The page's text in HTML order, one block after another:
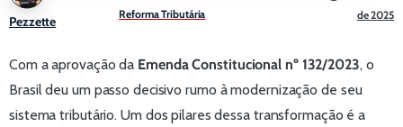
Pezzette
Reforma Tributária
de 2025
Com a aprovação da Emenda Constitucional nº 132/2023, o
Brasil deu um passo decisivo rumo à modernização de seu
sistema tributário. Um dos pilares dessa transformação é a